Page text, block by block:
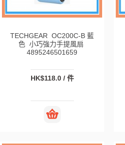
TECHGEAR OC200C-B 藍
色 小巧強力手提風扇
4895246501659
HK$118.0 / 件